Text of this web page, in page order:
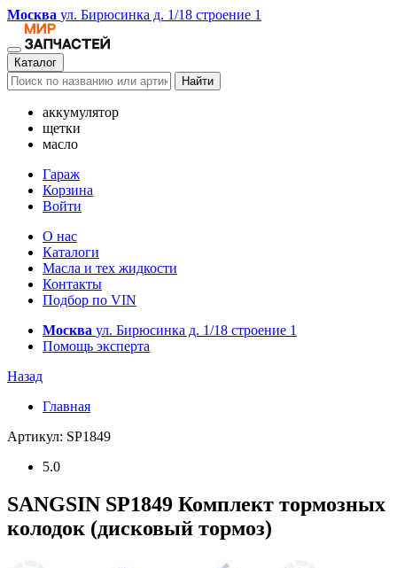
Москва ул. Бирюсинка д. 1/18 строение 1
Каталог
Найти
аккумулятор
щетки
масло
Гараж
Корзина
Войти
О нас
Каталоги
Масла и тех жидкости
Контакты
Подбор по VIN
Москва ул. Бирюсинка д. 1/18 строение 1
Помощь эксперта
Назад
Главная
Артикул: SP1849
5.0
SANGSIN SP1849 Комплект тормозных
колодок (дисковый тормоз)